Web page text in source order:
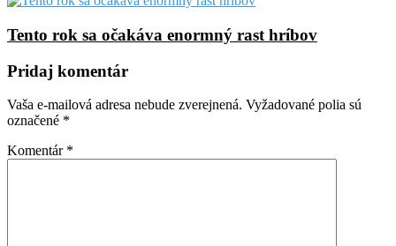
Tento rok sa očakáva enormný rast hríbov
Pridaj komentár
Vaša e-mailová adresa nebude zverejnená. Vyžadované polia sú
označené *
Komentár *